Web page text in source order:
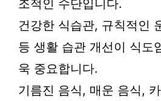
조적인 수단입니다.
건강한 식습관, 규칙적인
등 생활 습관 개선이 식도
욱 중요합니다.
기름진 음식, 매운 음식,